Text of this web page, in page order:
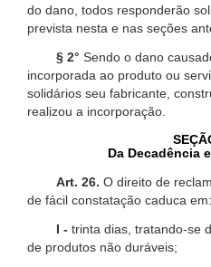
do dano, todos responderão
prevista nesta e nas seções
§ 2° Sendo o dano
incorporada ao produto ou
solidários seu fabricante,
realizou a incorporação.
Da Decadência
Art. 26. O direito de
de fácil constatação caduca em:
I - trinta dias, tratando-se
de produtos não duráveis;